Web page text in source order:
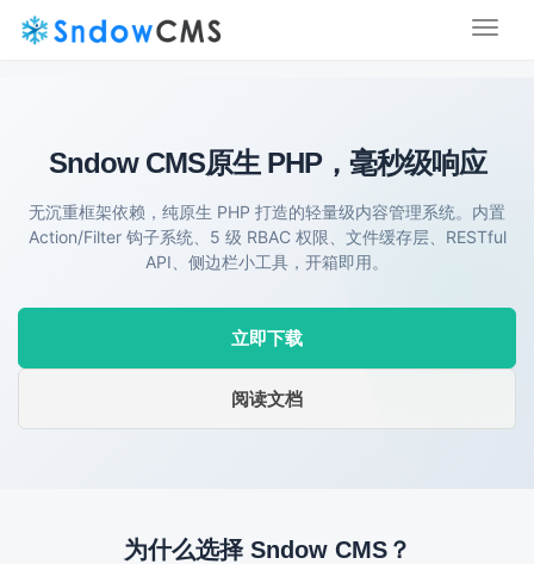
Sndow CMS原生 PHP，毫秒级响应
无沉重框架依赖，纯原生 PHP 打造的轻量级内容管理系统。内置
Action/Filter 钩子系统、5 级 RBAC 权限、文件缓存层、RESTful
API、侧边栏小工具，开箱即用。
立即下载
阅读文档
为什么选择 Sndow CMS？